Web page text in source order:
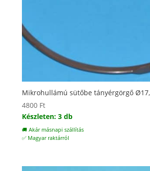
Mikrohullámú sütőbe tányérgörgő
4800 Ft
Készleten: 3 db
🚚 Akár másnapi szállítás
✅ Magyar raktárról